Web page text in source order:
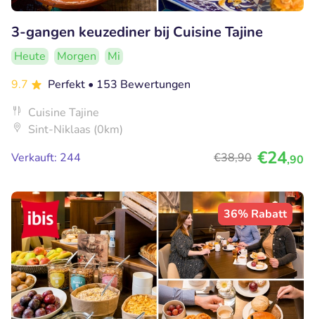
3-gangen keuzediner bij Cuisine Tajine
Heute Morgen
Mi
9.7
Perfekt • 153 Bewertungen
Cuisine Tajine
Sint-Niklaas (0km)
Verkauft: 244
€38,90 €24,90
36% Rabatt